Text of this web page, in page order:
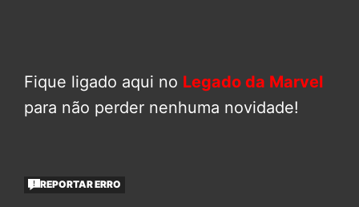
Fique ligado aqui no Legado da Marvel
para não perder nenhuma novidade!
REPORTAR ERRO